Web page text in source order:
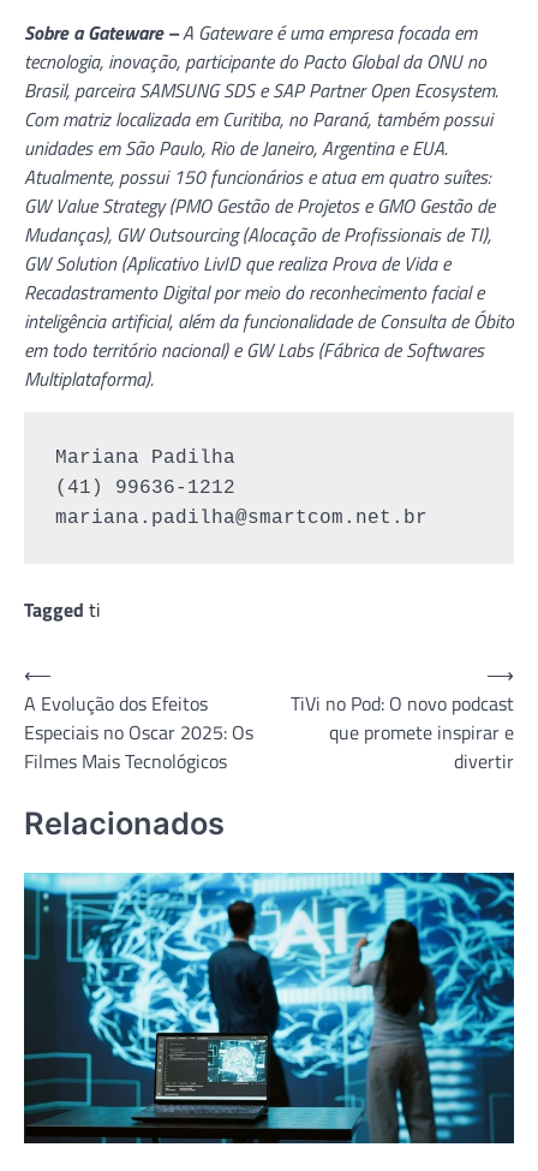
Sobre a Gateware –A Gateware é uma empresa focada em
tecnologia, inovação, participante do Pacto Global da ONU no
Brasil, parceira SAMSUNG SDS e SAP Partner Open Ecosystem.
Com matriz localizada em Curitiba, no Paraná, também possui
unidades em São Paulo, Rio de Janeiro, Argentina e EUA.
Atualmente, possui 150 funcionários e atua em quatro suítes:
GW Value Strategy (PMO Gestão de Projetos e GMO Gestão de
Mudanças), GW Outsourcing (Alocação de Profissionais de TI),
GW Solution (Aplicativo LivID que realiza Prova de Vida e
Recadastramento Digital por meio do reconhecimento facial e
inteligência artificial, além da funcionalidade de Consulta de Óbito
em todo território nacional) e GW Labs (Fábrica de Softwares
Multiplataforma).
Mariana Padilha
mariana.padilha@smartcom.net.br
Tagged ti
Navegação
de
Post
⟵
A Evolução dos Efeitos
Especiais no Oscar 2025: Os
Filmes Mais Tecnológicos
TiVi no Pod: O novo podcast
que promete inspirar e
divertir
⟶
Relacionados